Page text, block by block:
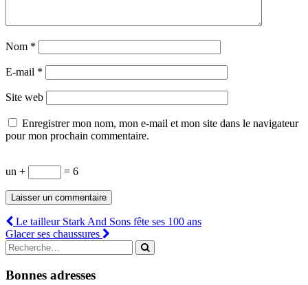
Nom *
E-mail *
Site web
Enregistrer mon nom, mon e-mail et mon site dans le navigateur
pour mon prochain commentaire.
un + = 6
Pagination
d'article
Le tailleur Stark And Sons fête ses 100 ans
Glacer ses chaussures
Search
for:
Bonnes adresses